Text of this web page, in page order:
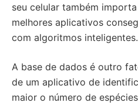
seu celular também
melhores aplicativos
com algoritmos inteligentes.
A base de dados é outro
de um aplicativo de
maior o número de